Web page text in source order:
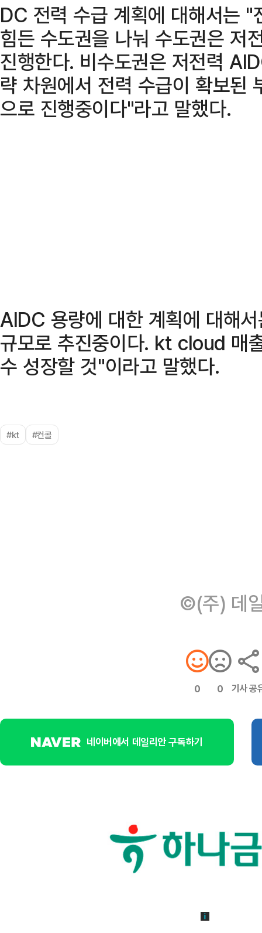
DC 전력 수급 계획에 대해서는 "
힘든 수도권을 나눠 수도권은 저
진행한다. 비수도권은 저전력
략 차원에서 전력 수급이 확보된
으로 진행중이다"라고 말했다.
AIDC 용량에 대한 계획에 대해
규모로 추진중이다. kt cloud 매
수 성장할 것"이라고 말했다.
#kt #컨콜
©(주) 데
0 0 기사 공
네이버에서 데일리안 구독하기